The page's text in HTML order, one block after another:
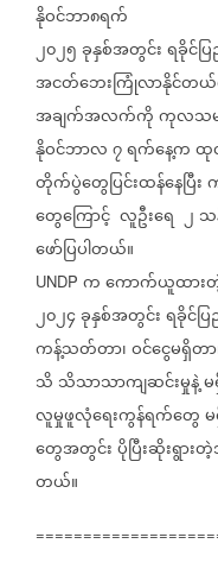
နိုဝင်ဘာ၈ရက်
၂၀၂၅ခုနှစ်အတွင်းရခိုင်
အငတ်ဘေးကြုံလာနိုင်တ
အချက်အလက်ကိုကုလသမ
နိုဝင်ဘာလ၇ရက်နေ့ကထု
တိုက်ပွဲတွေပြင်းထန်နေပြီး
တွေကြောင့် လူဦးရေ ၂ သ
ဖော်ပြပါတယ်။
UNDP ကကောက်ယူထာ
၂၀၂၄ခုနှစ်အတွင်းရခိုင်
ကန့်သတ်တာ၊ဝင်ငွေမရှိတာ
သိ သိသာသာကျဆင်းမှုနဲ့
လူမှုဖူလုံရေးကွန်ရက်တွေ
တွေအတွင်းပိုပြီးဆိုးရွား
တယ်။